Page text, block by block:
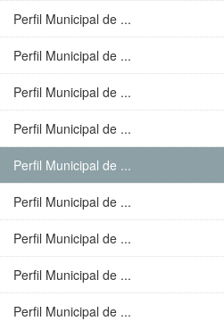
Perfil Municipal de ...
Perfil Municipal de ...
Perfil Municipal de ...
Perfil Municipal de ...
Perfil Municipal de ...
Perfil Municipal de ...
Perfil Municipal de ...
Perfil Municipal de ...
Perfil Municipal de ...